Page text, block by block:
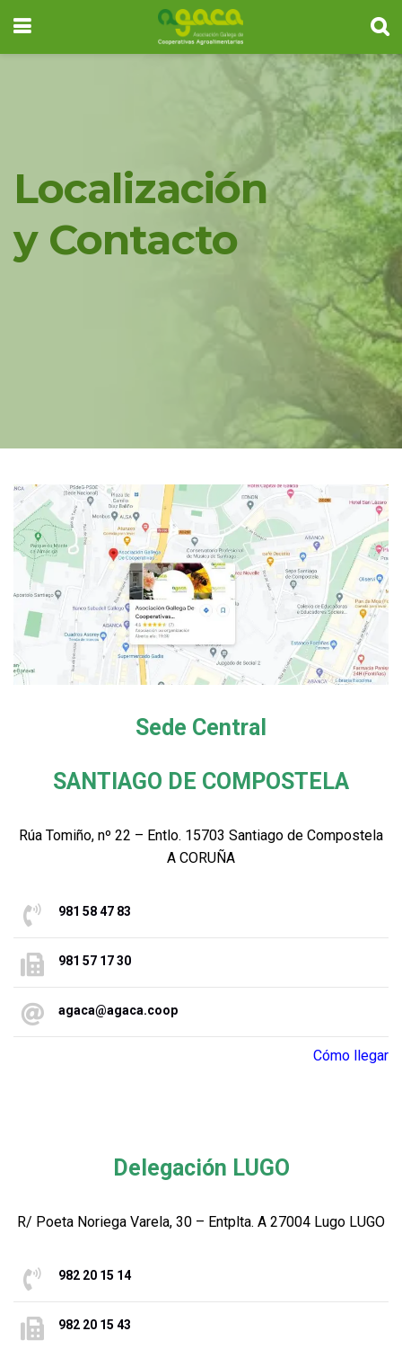
Localización
y Contacto
Sede Central
SANTIAGO DE COMPOSTELA
Rúa Tomiño, nº 22 – Entlo. 15703 Santiago de Compostela
A CORUÑA
981 58 47 83
981 57 17 30
agaca@agaca.coop
Cómo llegar
Delegación LUGO
R/ Poeta Noriega Varela, 30 – Entplta. A 27004 Lugo LUGO
982 20 15 14
982 20 15 43